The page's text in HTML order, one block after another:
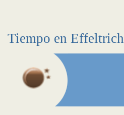
Tiempo en Effeltrich